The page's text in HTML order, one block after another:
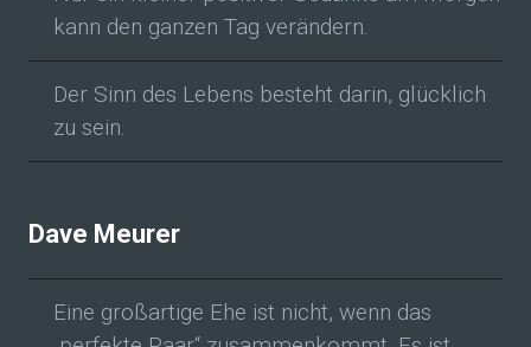
kann den ganzen Tag verändern.
Der Sinn des Lebens besteht darin, glücklich
zu sein.
Dave Meurer
Eine großartige Ehe ist nicht, wenn das